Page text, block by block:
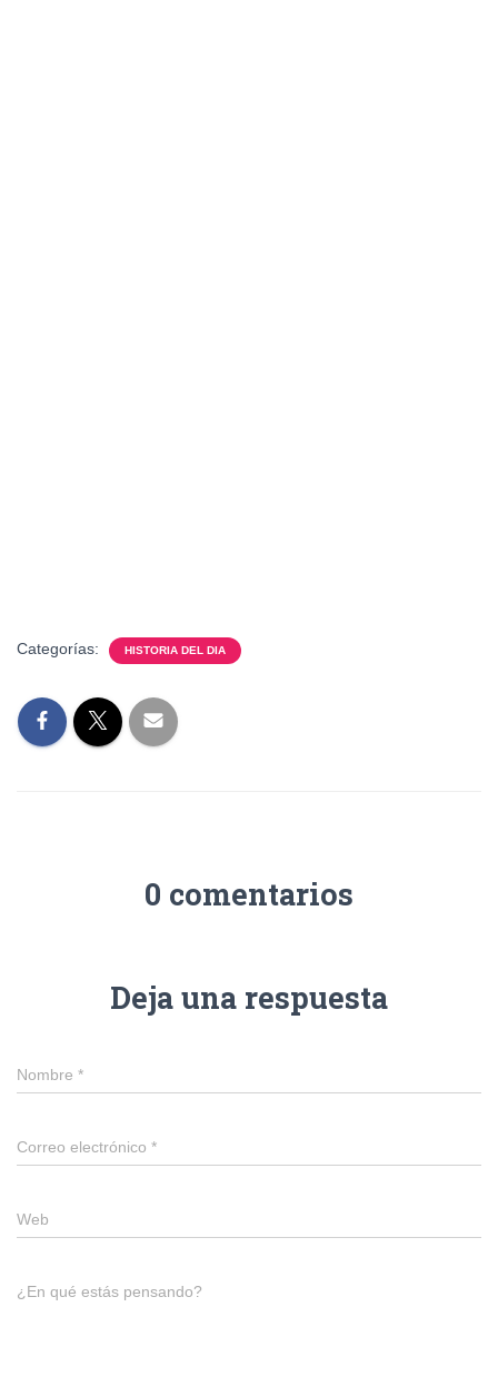
Categorías: HISTORIA DEL DIA
0 comentarios
Deja una respuesta
Nombre *
Correo electrónico *
Web
¿En qué estás pensando?